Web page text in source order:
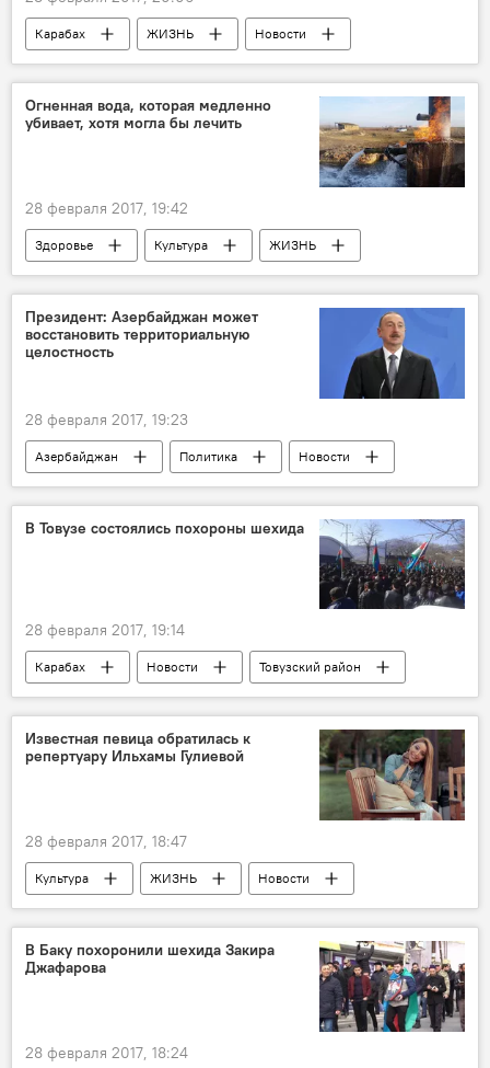
Карабах ЖИЗНЬ
Новости
Джоджуг Мерджанлы
Адыль Асланов
Национальное агентство по очистке от мин территорий АР (ANAMA)
строительство
Разминирование
Огненная вода, которая медленно
убивает, хотя могла бы лечить
28 февраля 2017, 19:42
Здоровье Культура
ЖИЗНЬ
Азербайджан
Новости
Ализаде Ширинов
температура
Расстояние
Заболевания
Президент: Азербайджан может
восстановить территориальную
целостность
28 февраля 2017, 19:23
Азербайджан Политика
Новости
Экономика
сотрудничество
Народ
Мультикультурализм
В Товузе состоялись похороны шехида
28 февраля 2017, 19:14
Карабах Новости
Товузский район
Минобороны АР
Похороны
Шехид
Флаг
провокация
Азербайджан
Известная певица обратилась к
репертуару Ильхамы Гулиевой
28 февраля 2017, 18:47
Культура ЖИЗНЬ
Новости
Ильхама Гулиева
Гюнай Ибрагимли
Репертуар
Альбом
песня
проект
В Баку похоронили шехида Закира
Джафарова
28 февраля 2017, 18:24